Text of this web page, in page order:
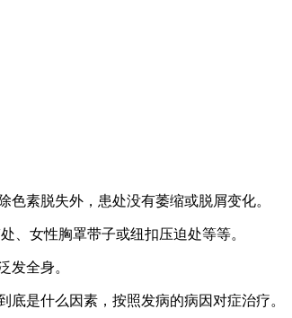
素脱失外，患处没有萎缩或脱屑变化。
女性胸罩带子或纽扣压迫处等等。
全身。
是什么因素，按照发病的病因对症治疗。